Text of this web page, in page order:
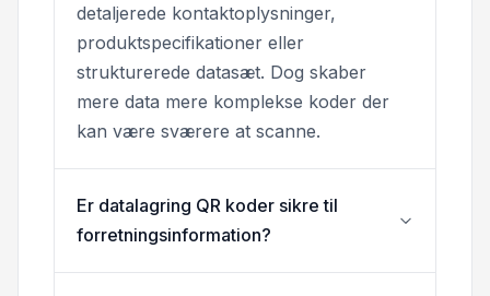
detaljerede kontaktoplysninger,
produktspecifikationer eller
strukturerede datasæt. Dog skaber
mere data mere komplekse koder der
kan være sværere at scanne.
Er datalagring QR koder sikre til
forretningsinformation?